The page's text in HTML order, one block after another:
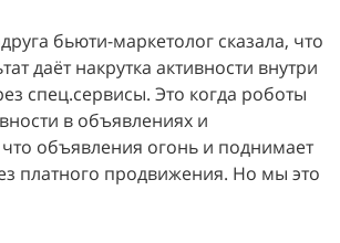
бьюти-маркетолог сказала, что
даёт накрутка активности внутри
спец.сервисы. Это когда роботы
в объявлениях и
что объявления огонь и поднимает
платного продвижения. Но мы это